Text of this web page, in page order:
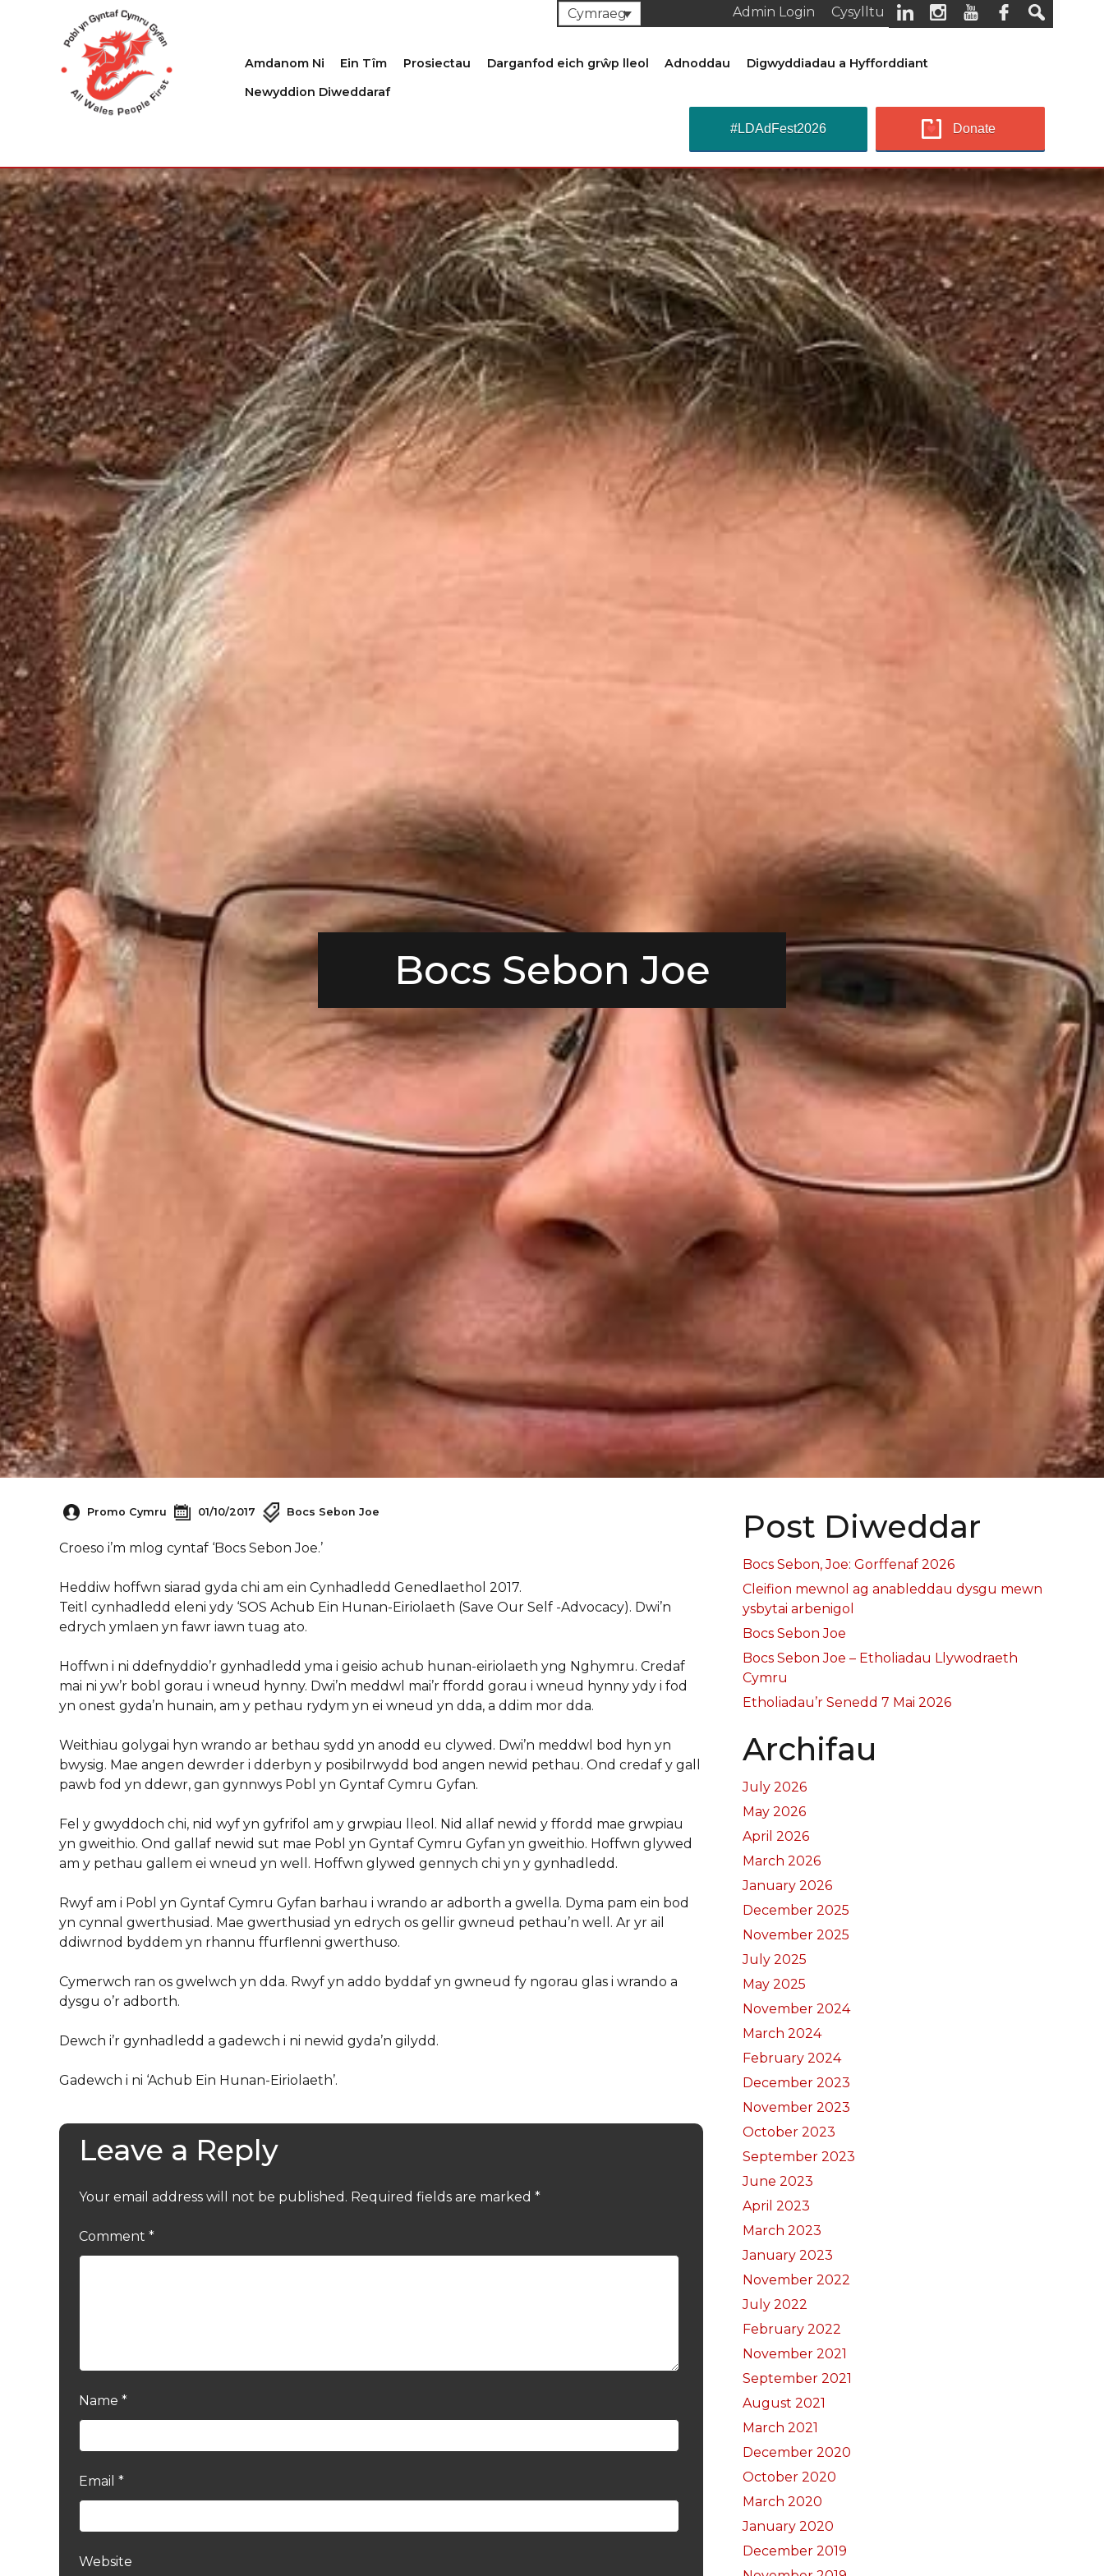
Cysylltu
Admin Login
Cymraeg
Amdanom Ni Ein Tîm Prosiectau Darganfod eich grŵp lleol Adnoddau
Digwyddiadau a Hyfforddiant
Newyddion Diweddaraf
Donate
#LDAdFest2026
Bocs Sebon Joe
Promo Cymru 01/10/2017 Bocs Sebon Joe
Croeso i’m mlog cyntaf ‘Bocs Sebon Joe.’
Heddiw hoffwn siarad gyda chi am ein Cynhadledd Genedlaethol 2017.
Teitl cynhadledd eleni ydy ‘SOS Achub Ein Hunan-Eiriolaeth (Save Our Self -Advocacy). Dwi’n
edrych ymlaen yn fawr iawn tuag ato.
Hoffwn i ni ddefnyddio’r gynhadledd yma i geisio achub hunan-eiriolaeth yng Nghymru. Credaf
mai ni yw’r bobl gorau i wneud hynny. Dwi’n meddwl mai’r ffordd gorau i wneud hynny ydy i fod
yn onest gyda’n hunain, am y pethau rydym yn ei wneud yn dda, a ddim mor dda.
Weithiau golygai hyn wrando ar bethau sydd yn anodd eu clywed. Dwi’n meddwl bod hyn yn
bwysig. Mae angen dewrder i dderbyn y posibilrwydd bod angen newid pethau. Ond credaf y gall
pawb fod yn ddewr, gan gynnwys Pobl yn Gyntaf Cymru Gyfan.
Fel y gwyddoch chi, nid wyf yn gyfrifol am y grwpiau lleol. Nid allaf newid y ffordd mae grwpiau
yn gweithio. Ond gallaf newid sut mae Pobl yn Gyntaf Cymru Gyfan yn gweithio. Hoffwn glywed
am y pethau gallem ei wneud yn well. Hoffwn glywed gennych chi yn y gynhadledd.
Rwyf am i Pobl yn Gyntaf Cymru Gyfan barhau i wrando ar adborth a gwella. Dyma pam ein bod
yn cynnal gwerthusiad. Mae gwerthusiad yn edrych os gellir gwneud pethau’n well. Ar yr ail
ddiwrnod byddem yn rhannu ffurflenni gwerthuso.
Cymerwch ran os gwelwch yn dda. Rwyf yn addo byddaf yn gwneud fy ngorau glas i wrando a
dysgu o’r adborth.
Dewch i’r gynhadledd a gadewch i ni newid gyda’n gilydd.
Gadewch i ni ‘Achub Ein Hunan-Eiriolaeth’.
Leave a Reply
Your email address will not be published. Required fields are marked *
Comment *
Name *
Email *
Website
Post Diweddar
Bocs Sebon, Joe: Gorffenaf 2026
Cleifion mewnol ag anableddau dysgu mewn
ysbytai arbenigol
Bocs Sebon Joe
Bocs Sebon Joe – Etholiadau Llywodraeth
Cymru
Etholiadau’r Senedd 7 Mai 2026
Archifau
July 2026
May 2026
April 2026
March 2026
January 2026
December 2025
November 2025
July 2025
May 2025
November 2024
March 2024
February 2024
December 2023
November 2023
October 2023
September 2023
June 2023
April 2023
March 2023
January 2023
November 2022
July 2022
February 2022
November 2021
September 2021
August 2021
March 2021
December 2020
October 2020
March 2020
January 2020
December 2019